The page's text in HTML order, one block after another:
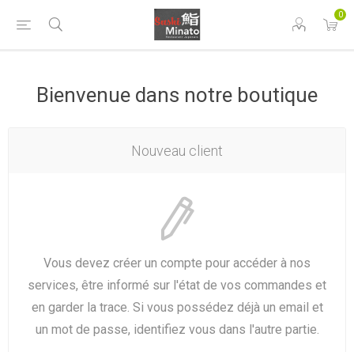
0
Bienvenue dans notre boutique
Nouveau client
Vous devez créer un compte pour accéder à nos
services, être informé sur l'état de vos commandes et
en garder la trace. Si vous possédez déjà un email et
un mot de passe, identifiez vous dans l'autre partie.